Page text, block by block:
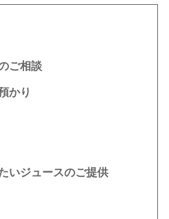
ご相談
かり
いジュースのご提供